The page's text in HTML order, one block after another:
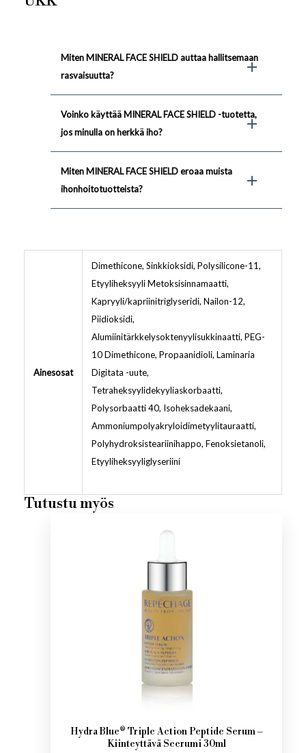
Miten MINERAL FACE SHIELD auttaa hallitsemaan
rasvaisuutta?
Voinko käyttää MINERAL FACE SHIELD -tuotetta,
jos minulla on herkkä iho?
Miten MINERAL FACE SHIELD eroaa muista
ihonhoitotuotteista?
Ainesosat
Dimethicone, Sinkkioksidi, Polysilicone-11,
Etyyliheksyyli Metoksisinnamaatti,
Kapryyli/kapriinitriglyseridi, Nailon-12,
Piidioksidi,
Alumiinitärkkelysoktenyylisukkinaatti, PEG-
10 Dimethicone, Propaanidioli, Laminaria
Digitata -uute,
Tetraheksyylidekyyliaskorbaatti,
Polysorbaatti 40, Isoheksadekaani,
Ammoniumpolyakryloidimetyylitauraatti,
Polyhydroksisteariinihappo, Fenoksietanoli,
Etyyliheksyyliglyseriini
Tutustu myös
Hydra Blue® Triple Action Peptide Serum –
Kiinteyttävä Seerumi 30ml